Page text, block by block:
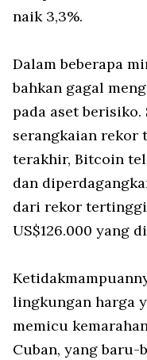
naik 3,3%.
Dalam beberapa
bahkan gagal
pada aset berisiko.
serangkaian rekor
terakhir, Bitcoin
dan
dari rekor tertinggi
US$126.000 yang
lingkungan harga
memicu
Cuban, yang